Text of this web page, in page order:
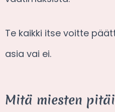
Te kaikki itse voitte
asia vai ei.
Mitä miesten